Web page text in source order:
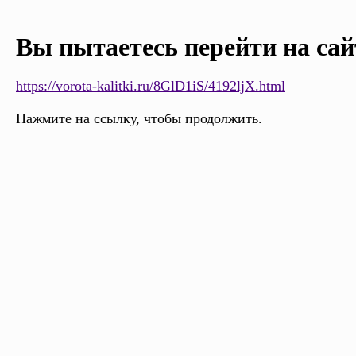
Вы пытаетесь перейти на
https://vorota-kalitki.ru/8GlD1iS/4192ljX.html
Нажмите на ссылку, чтобы продолжить.